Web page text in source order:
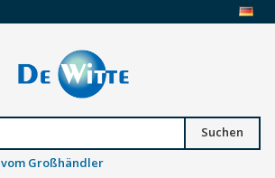
Suchen
Großhändler